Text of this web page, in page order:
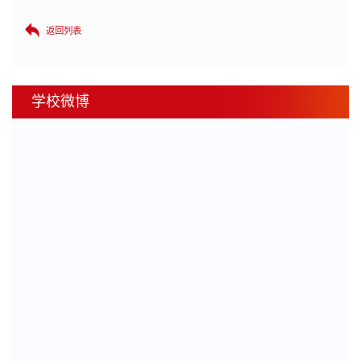
返回列表
学校微博